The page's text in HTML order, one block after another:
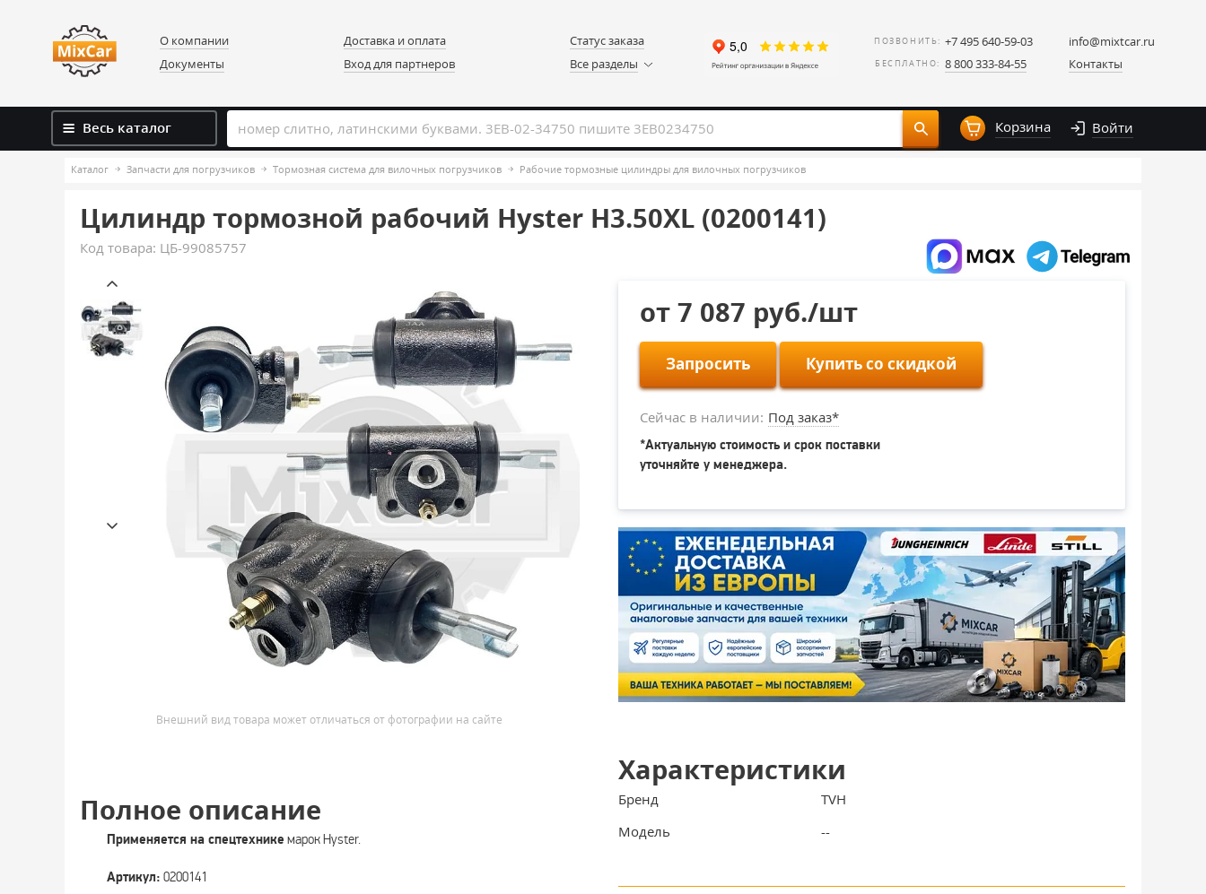
О компании
Документы
Доставка и оплата
Вход для партнеров
Статус заказа
Все разделы
ПОЗВОНИТЬ: +7 495 640-59-03
БЕСПЛАТНО: 8 800 333-84-55
info@mixtcar.ru
Контакты
Весь каталог Корзина Войти
Каталог Запчасти для погрузчиков Тормозная система для вилочных погрузчиков Рабочие тормозные цилиндры для вилочных погрузчиков
Цилиндр тормозной рабочий Hyster H3.50XL (0200141)
Код товара: ЦБ-99085757
Внешний вид товара может отличаться от фотографии на сайте
Полное описание
Применяется на спецтехнике марок Hyster.
Артикул: 0200141
от 7 087 руб./шт
Запросить Купить со скидкой
Сейчас в наличии: Под заказ*
*Актуальную стоимость и срок поставки
уточняйте у менеджера.
Характеристики
Бренд
TVH
Модель
--